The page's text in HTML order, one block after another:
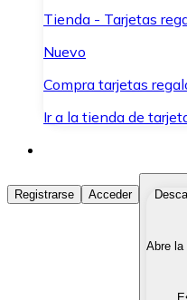
Tienda - Tarjetas
Nuevo
Compra tarjetas
Ir a la tienda de
Comprar
Compra
Vende tus
Registrarse Acceder
Abre la